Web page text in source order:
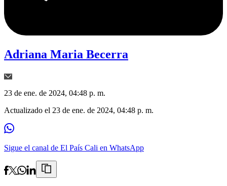
Adriana Maria Becerra
23 de ene. de 2024, 04:48 p. m.
Actualizado el 23 de ene. de 2024, 04:48 p. m.
Sigue el canal de El País Cali en WhatsApp